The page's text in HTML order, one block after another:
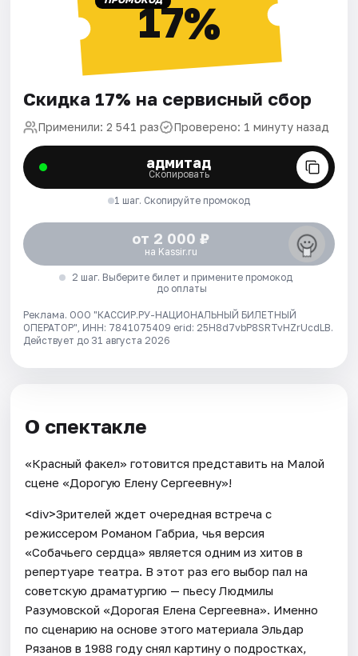
17%
Скидка 17% на сервисный сбор
Применили: 2 541 раз Проверено: 1 минуту назад
адмитад
Скопировать
1 шаг. Скопируйте промокод
от 2 000 ₽
на Kassir.ru
2 шаг. Выберите билет и примените промокод
до оплаты
Реклама. ООО "КАССИР.РУ-НАЦИОНАЛЬНЫЙ БИЛЕТНЫЙ
ОПЕРАТОР", ИНН: 7841075409 erid: 25H8d7vbP8SRTvHZrUcdLB.
Действует до 31 августа 2026
О спектакле
«Красный факел» готовится представить на Малой
сцене «Дорогую Елену Сергеевну»!
<div>Зрителей ждет очередная встреча с
режиссером Романом Габриа, чья версия
«Собачьего сердца» является одним из хитов в
репертуаре театра. В этот раз его выбор пал на
советскую драматургию — пьесу Людмилы
Разумовской «Дорогая Елена Сергеевна». Именно
по сценарию на основе этого материала Эльдар
Рязанов в 1988 году снял картину о подростках,